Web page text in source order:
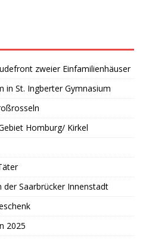
zweier Einfamilienhäuser
in St. Ingberter Gymnasium
Homburg/ Kirkel
Saarbrücker Innenstadt
2025